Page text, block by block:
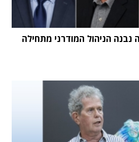
נבנה הניהול המודרני מתחילה